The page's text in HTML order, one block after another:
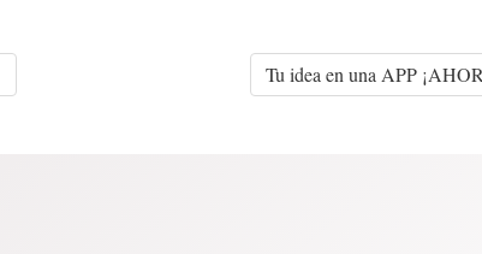
Tu idea en una APP